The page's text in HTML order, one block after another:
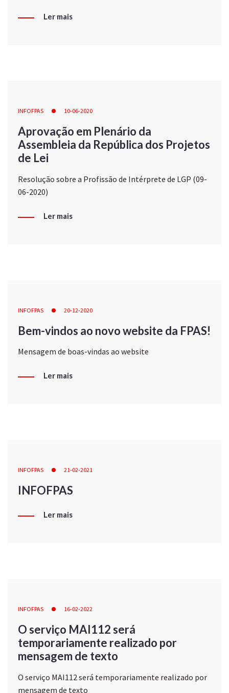
Ler mais
INFOFPAS 10-06-2020
Aprovação em Plenário da
Assembleia da República dos Projetos
de Lei
Resolução sobre a Profissão de Intérprete de LGP (09-
06-2020)
Ler mais
INFOFPAS 20-12-2020
Bem-vindos ao novo website da FPAS!
Mensagem de boas-vindas ao website
Ler mais
INFOFPAS 21-02-2021
INFOFPAS
Ler mais
INFOFPAS 16-02-2022
O serviço MAI112 será
temporariamente realizado por
mensagem de texto
O serviço MAI112 será temporariamente realizado por
mensagem de texto